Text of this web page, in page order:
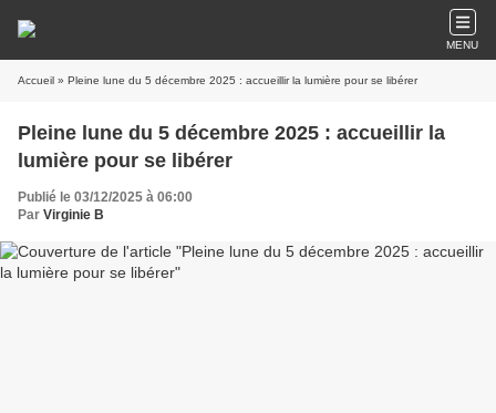
MENU
Accueil » Pleine lune du 5 décembre 2025 : accueillir la lumière pour se libérer
Pleine lune du 5 décembre 2025 : accueillir la
lumière pour se libérer
Publié le 03/12/2025 à 06:00
Par Virginie B